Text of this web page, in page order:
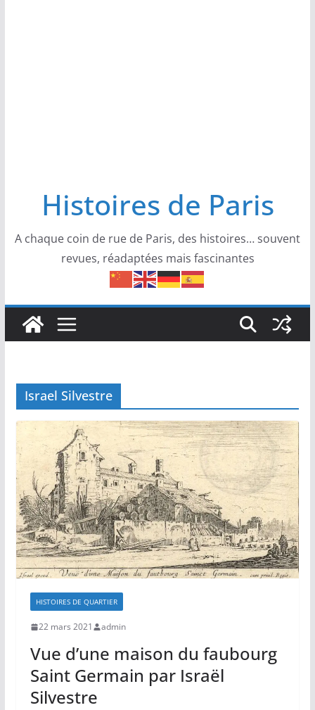
Histoires de Paris
A chaque coin de rue de Paris, des histoires… souvent
revues, réadaptées mais fascinantes
Israel Silvestre
HISTOIRES DE QUARTIER
22 mars 2021 admin
Vue d’une maison du faubourg
Saint Germain par Israël
Silvestre